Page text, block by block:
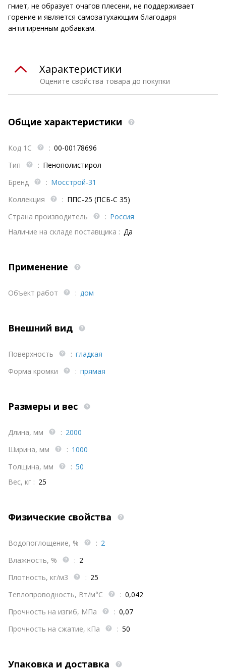
гниет, не образует очагов плесени, не поддерживает
горение и является самозатухающим благодаря
антипиренным добавкам.
Оцените свойства товара до покупки
Характеристики
Общие характеристики
Код 1С : 00-00178696
Тип
: Пенополистирол
Бренд
: Мосстрой-31
Коллекция
: ППС-25 (ПСБ-С 35)
Страна производитель
: Россия
Наличие на складе поставщика : Да
Применение
Объект работ : дом
Внешний вид
Поверхность : гладкая
Форма кромки
: прямая
Размеры и вес
Длина, мм : 2000
Ширина, мм
: 1000
Толщина, мм
: 50
Вес, кг : 25
Физические свойства
Водопоглощение, % : 2
Влажность, %
: 2
Плотность, кг/м3
: 25
Теплопроводность, Вт/м°С
: 0,042
Прочность на изгиб, МПа
: 0,07
Прочность на сжатие, кПа
: 50
Упаковка и доставка